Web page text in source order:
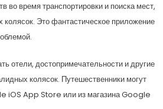
во время транспортировки и поиска мест,
Это фантастическое приложение
отели, достопримечательности и другие
колясок. Путешественники могут
iOS App Store или из магазина Google